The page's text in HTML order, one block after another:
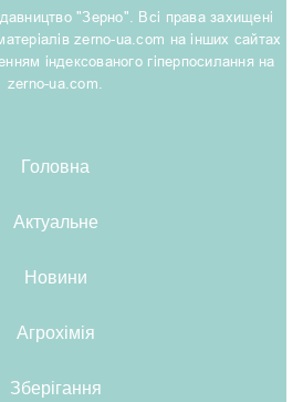
"Зерно". Всі права захищені
zerno-ua.com на інших сайтах
індексованого гіперпосилання на
zerno-ua.com.
Головна
Актуальне
Новини
Агрохімія
Зберігання